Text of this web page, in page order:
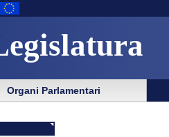
Organi Parlamentari